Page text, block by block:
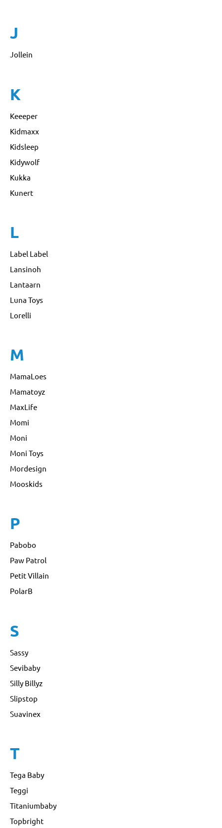
J
Jollein
K
Keeeper
Kidmaxx
Kidsleep
Kidywolf
Kukka
Kunert
L
Label Label
Lansinoh
Lantaarn
Luna Toys
Lorelli
M
MamaLoes
Mamatoyz
MaxLife
Momi
Moni
Moni Toys
Mordesign
Mooskids
P
Pabobo
Paw Patrol
Petit Villain
PolarB
S
Sassy
Sevibaby
Silly Billyz
Slipstop
Suavinex
T
Tega Baby
Teggi
Titaniumbaby
Topbright